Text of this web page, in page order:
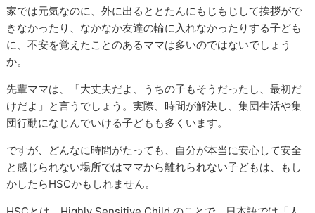
家では元気なのに、外に出るととたんにもじもじして挨拶がで
きなかったり、なかなか友達の輪に入れなかったりする子ども
に、不安を覚えたことのあるママは多いのではないでしょう
か。
先輩ママは、「大丈夫だよ、うちの子もそうだったし、最初だ
けだよ」と言うでしょう。実際、時間が解決し、集団生活や集
団行動になじんでいける子どもも多くいます。
ですが、どんなに時間がたっても、自分が本当に安心して安全
と感じられない場所ではママから離れられない子どもは、もし
かしたらHSCかもしれません。